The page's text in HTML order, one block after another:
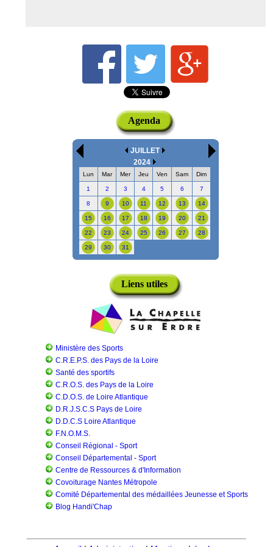
Agenda
JUILLET
2024
Lun Mar Mer Jeu Ven Sam Dim
1 2 3 4 5 6 7
8 9 10 11 12 13 14
15 16 17 18 19 20 21
22 23 24 25 26 27 28
29 30 31
Liens utiles
Ministère des Sports
C.R.E.P.S. des Pays de la Loire
Santé des sportifs
C.R.O.S. des Pays de la Loire
C.D.O.S. de Loire Atlantique
D.R.J.S.C.S Pays de Loire
D.D.C.S Loire Atlantique
F.N.O.M.S.
Conseil Régional - Sport
Conseil Départemental - Sport
Centre de Ressources & d'Information
Covoiturage Nantes Métropole
Comité Départemental des médaillées Jeunesse et Sports
Blog Handi'Chap